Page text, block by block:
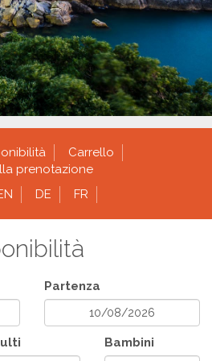
Carrello
prenotazione
DE FR
Partenza
Bambini